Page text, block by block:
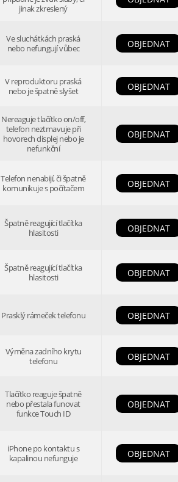
jinak zkreslený
Ve sluchátkách praská
nebo nefungují vůbec
OBJEDNAT
V reproduktoru praská
nebo je špatně slyšet
OBJEDNAT
Nereaguje tlačítko on/off,
telefon neztmavuje při
hovorech displej nebo je
nefunkční
OBJEDNAT
Telefon nenabijí, či špatně
komunikuje s počítačem
OBJEDNAT
Špatně reagující tlačítka
hlasitosti
OBJEDNAT
Špatně reagující tlačítka
hlasitosti
OBJEDNAT
Prasklý rámeček telefonu OBJEDNAT
Výměna zadního krytu
telefonu
OBJEDNAT
Tlačítko reaguje špatně
nebo přestala funovat
funkce Touch ID
OBJEDNAT
iPhone po kontaktu s
kapalinou nefunguje
OBJEDNAT